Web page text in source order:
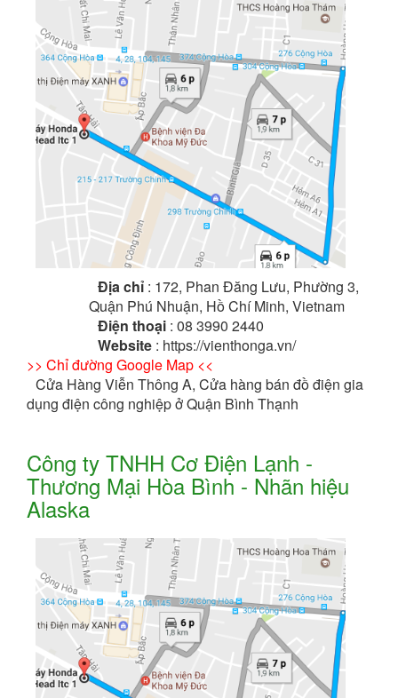
Địa chỉ : 172, Phan Đăng Lưu, Phường 3,
Quận Phú Nhuận, Hồ Chí Minh, Vietnam
Điện thoại : 08 3990 2440
Website : https://vienthonga.vn/
>> Chỉ đường Google Map <<
Cửa Hàng Viễn Thông A, Cửa hàng bán đồ điện gia
dụng điện công nghiệp ở Quận Bình Thạnh
Công ty TNHH Cơ Điện Lạnh -
Thương Mại Hòa Bình - Nhãn hiệu
Alaska